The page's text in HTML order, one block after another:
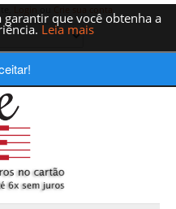
garantir que você obtenha a
Leia mais